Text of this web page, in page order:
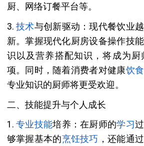
厨、网络订餐平台等。
3.技术与创新驱动：现代餐饮业
新。掌握现代化厨房设备操作技
识以及营养搭配知识，将成为厨
项。同时，随着消费者对健康饮食
专业知识的厨师将更受欢迎。
二、技能提升与个人成长
1.专业技能培养：在厨师的学习
够掌握基本的烹饪技巧 ，还能通